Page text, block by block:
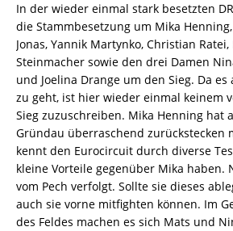
In der wieder einmal stark besetzten
die Stammbesetzung um Mika
Jonas, Yannik Martynko, Christian
Steinmacher sowie den drei Damen
und Joelina Drange um den Sieg. Da
zu geht, ist hier wieder einmal keinem
Sieg zuzuschreiben. Mika Henning hat
Gründau überraschend zurückstecken
kennt den Eurocircuit durch diverse
kleine Vorteile gegenüber Mika haben.
vom Pech verfolgt. Sollte sie dieses
auch sie vorne mitfighten können. Im
des Feldes machen es sich Mats und